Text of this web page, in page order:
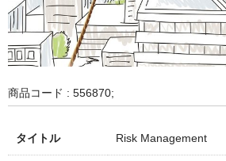
商品コード : 556870;
タイトル Risk Management